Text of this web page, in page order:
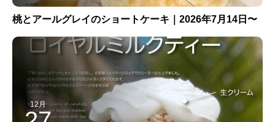
桃とアールグレイのショートケーキ｜2026年7月14日〜
12月